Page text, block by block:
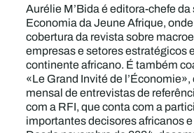
Aurélie M’Bida é editora-chefe
Economia da Jeune Afrique,
cobertura da revista sobre
empresas e setores estratégicos
continente africano. É também
«Le Grand Invité de
mensal de entrevistas de
com a RFI, que conta com a
importantes decisores africanos